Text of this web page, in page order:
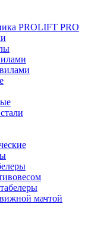
PROLIFT PRO
мачтой